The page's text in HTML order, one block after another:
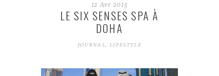
12 Avr 2015
LE SIX SENSES SPA À
DOHA
JOURNAL, LIFESTYLE